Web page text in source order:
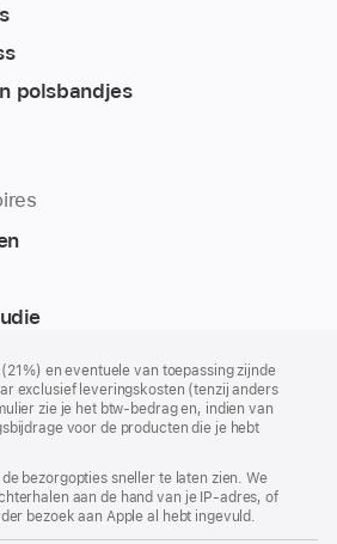
polsbandjes
en eventuele van toepassing zijnde
exclusief leveringskosten (tenzij anders
zie je het btw-bedrag en, indien van
voor de producten die je hebt
bezorgopties sneller te laten zien. We
aan de hand van je IP-adres, of
bezoek aan Apple al hebt ingevuld.